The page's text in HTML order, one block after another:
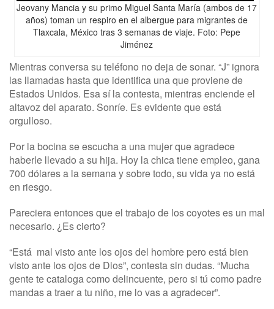
Jeovany Mancia y su primo Miguel Santa María (ambos de 17
años) toman un respiro en el albergue para migrantes de
Tlaxcala, México tras 3 semanas de viaje. Foto: Pepe
Jiménez
Mientras conversa su teléfono no deja de sonar. “J” ignora
las llamadas hasta que identifica una que proviene de
Estados Unidos. Esa sí la contesta, mientras enciende el
altavoz del aparato. Sonríe. Es evidente que está
orgulloso.
Por la bocina se escucha a una mujer que agradece
haberle llevado a su hija. Hoy la chica tiene empleo, gana
700 dólares a la semana y sobre todo, su vida ya no está
en riesgo.
Pareciera entonces que el trabajo de los coyotes es un mal
necesario. ¿Es cierto?
“Está mal visto ante los ojos del hombre pero está bien
visto ante los ojos de Dios”, contesta sin dudas. “Mucha
gente te cataloga como delincuente, pero si tú como padre
mandas a traer a tu niño, me lo vas a agradecer”.